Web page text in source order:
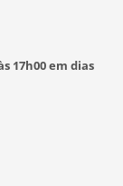
17h00 em dias